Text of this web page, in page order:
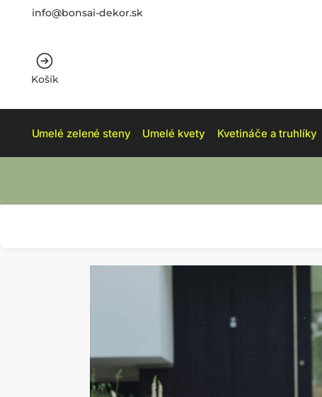
info@bonsai-dekor.sk
Košík
Umelé zelené steny Umelé kvety Kvetináče a truhlíky